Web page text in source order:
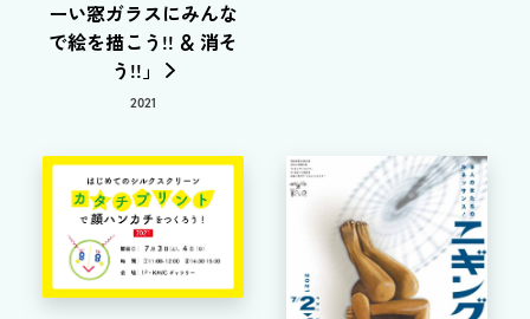
ーい窓ガラスにみんな
で絵を描こう!! ＆ 消そ
う!!」
2021